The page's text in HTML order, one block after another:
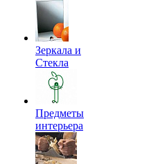
Зеркала и
Стекла
Предметы
интерьера